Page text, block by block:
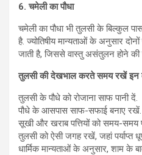
6.चमेली का पौधा
चमेली का पौधा भी तुलसी के बिल्कुल
है. ज्योतिषीय मान्यताओं के अनुसार
जाती है, जिससे वास्तु असंतुलन होने की
तुलसी की देखभाल करते समय रखें इन
तुलसी के पौधे को रोजाना साफ पानी दें.
पौधे के आसपास साफ-सफाई बनाए रखें.
सूखी और खराब पत्तियों को समय-समय
तुलसी को ऐसी जगह रखें, जहां पर्याप्त
धार्मिक मान्यताओं के अनुसार, शाम के